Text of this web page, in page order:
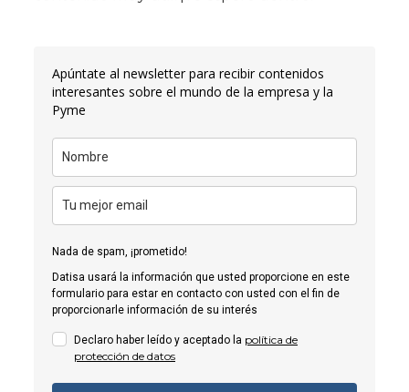
Apúntate al newsletter para recibir contenidos
interesantes sobre el mundo de la empresa y la
Pyme
Nada de spam, ¡prometido!
Datisa usará la información que usted proporcione en este
formulario para estar en contacto con usted con el fin de
proporcionarle información de su interés
Declaro haber leído y aceptado la política de
protección de datos